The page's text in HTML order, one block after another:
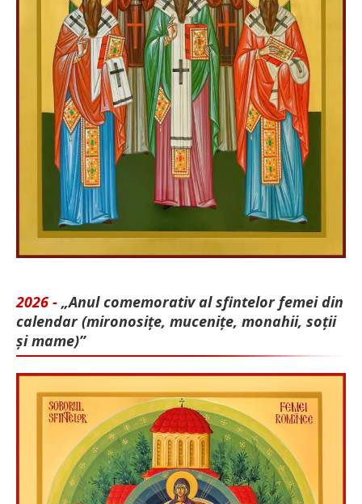
2026 - „Anul comemorativ al sfintelor femei din
calendar (mironosițe, mu­cenițe, monahii, soții
și mame)”